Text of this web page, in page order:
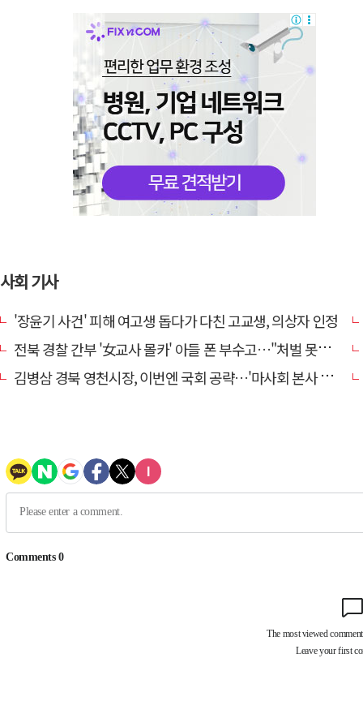
사회 기사
'장윤기 사건' 피해 여고생 돕다가 다친 고교생, 의상자 인정
전북 경찰 간부 '女교사 몰카' 아들 폰 부수고…"처벌 못하는 사안" 내부망에 글
김병삼 경북 영천시장, 이번엔 국회 공략…'마사회 본사 이전·광역교통망 확충' 요청